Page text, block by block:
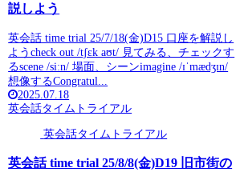
説しよう
英会話 time trial 25/7/18(金)D15 口座を解説し
ようcheck out /tʃɛk aʊt/ 見てみる、チェックす
るscene /siːn/ 場面、シーンimagine /ɪˈmædʒɪn/
想像するCongratul...
2025.07.18
英会話タイムトライアル
英会話タイムトライアル
英会話 time trial 25/8/8(金)D19 旧市街の